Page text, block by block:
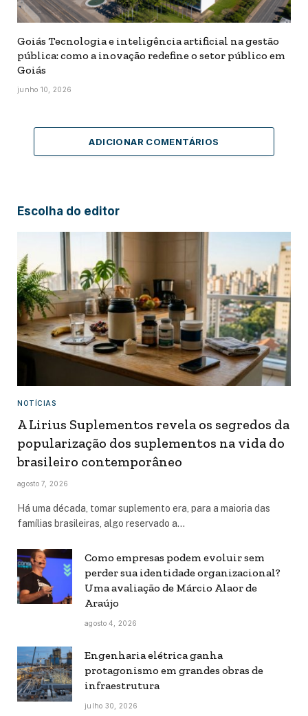
Goiás Tecnologia e inteligência artificial na gestão
pública: como a inovação redefine o setor público em
Goiás
junho 10, 2026
ADICIONAR COMENTÁRIOS
Escolha do editor
NOTÍCIAS
A Lirius Suplementos revela os segredos da
popularização dos suplementos na vida do
brasileiro contemporâneo
agosto 7, 2026
Há uma década, tomar suplemento era, para a maioria das
famílias brasileiras, algo reservado a…
Como empresas podem evoluir sem
perder sua identidade organizacional?
Uma avaliação de Márcio Alaor de
Araújo
agosto 4, 2026
Engenharia elétrica ganha
protagonismo em grandes obras de
infraestrutura
julho 30, 2026